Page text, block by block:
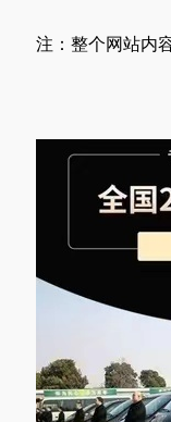
注：整个网站内